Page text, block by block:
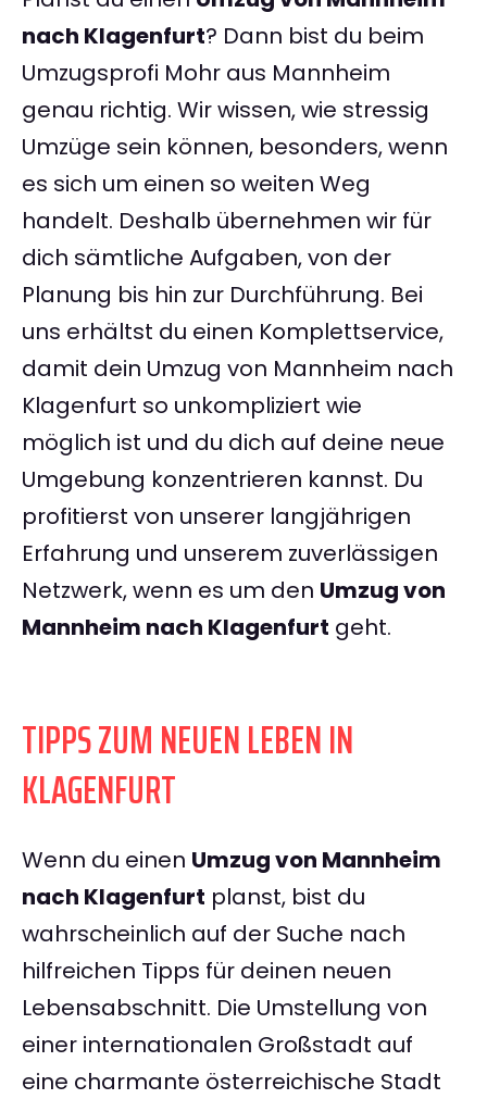
nach Klagenfurt? Dann bist du beim
Umzugsprofi Mohr aus Mannheim
genau richtig. Wir wissen, wie stressig
Umzüge sein können, besonders, wenn
es sich um einen so weiten Weg
handelt. Deshalb übernehmen wir für
dich sämtliche Aufgaben, von der
Planung bis hin zur Durchführung. Bei
uns erhältst du einen Komplettservice,
damit dein Umzug von Mannheim nach
Klagenfurt so unkompliziert wie
möglich ist und du dich auf deine neue
Umgebung konzentrieren kannst. Du
profitierst von unserer langjährigen
Erfahrung und unserem zuverlässigen
Netzwerk, wenn es um den Umzug von
Mannheim nach Klagenfurt geht.
TIPPS ZUM NEUEN LEBEN IN
KLAGENFURT
Wenn du einen Umzug von Mannheim
nach Klagenfurt planst, bist du
wahrscheinlich auf der Suche nach
hilfreichen Tipps für deinen neuen
Lebensabschnitt. Die Umstellung von
einer internationalen Großstadt auf
eine charmante österreichische Stadt